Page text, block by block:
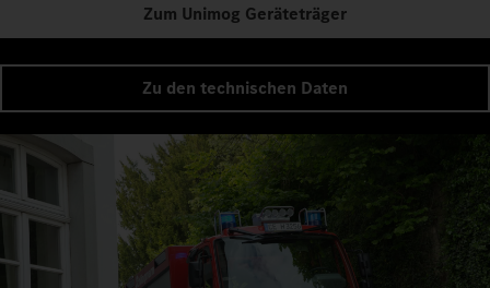
Zum Unimog Geräteträger
Zu den technischen Daten